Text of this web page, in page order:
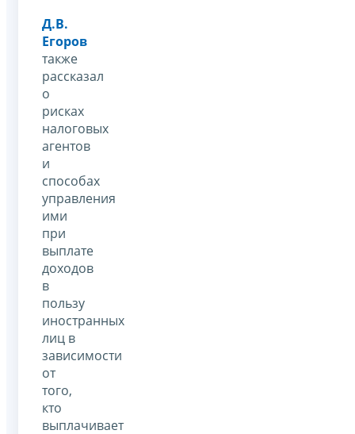
Д.В.
Егоров
также
рассказал
о
рисках
налоговых
агентов
и
способах
управления
ими
при
выплате
доходов
в
пользу
иностранных
лиц в
зависимости
от
того,
кто
выплачивает